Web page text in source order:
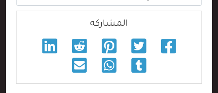
المشاركه